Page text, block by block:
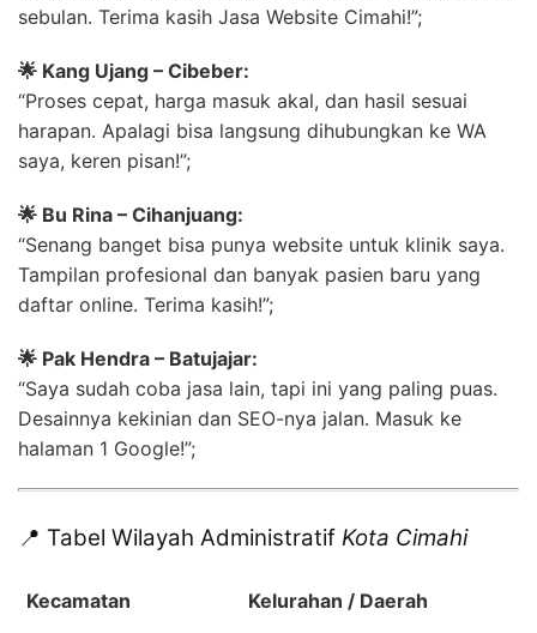
sebulan. Terima kasih Jasa Website Cimahi!”;
🌟 Kang Ujang – Cibeber:
“Proses cepat, harga masuk akal, dan hasil sesuai
harapan. Apalagi bisa langsung dihubungkan ke WA
saya, keren pisan!”;
🌟 Bu Rina – Cihanjuang:
“Senang banget bisa punya website untuk klinik saya.
Tampilan profesional dan banyak pasien baru yang
daftar online. Terima kasih!”;
🌟 Pak Hendra – Batujajar:
“Saya sudah coba jasa lain, tapi ini yang paling puas.
Desainnya kekinian dan SEO-nya jalan. Masuk ke
halaman 1 Google!”;
📍 Tabel Wilayah Administratif Kota Cimahi
Kecamatan
Kelurahan / Daerah